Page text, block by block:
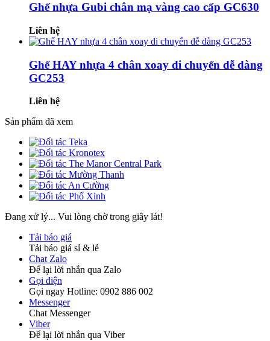
Ghế nhựa Gubi chân mạ vàng cao cấp GC630
Liên hệ
Ghế HAY nhựa 4 chân xoay di chuyển dễ dàng
GC253
Liên hệ
Sản phẩm đã xem
Đang xử lý... Vui lòng chờ trong giây lát!
Tải báo giá
Tải báo giá sỉ & lẻ
Chat Zalo
Để lại lời nhắn qua Zalo
Gọi điện
Gọi ngay Hotline: 0902 886 002
Messenger
Chat Messenger
Viber
Để lại lời nhắn qua Viber